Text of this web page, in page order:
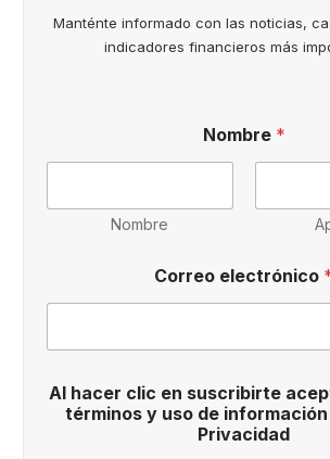
Manténte informado con las noticias,
indicadores financieros más
Nombre *
Nombre
e
c
Correo electrónico
Al hacer clic en suscribirte
términos y uso de
Privacidad